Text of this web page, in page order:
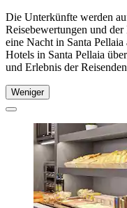
Die Unterkünfte werden
Reisebewertungen und
eine Nacht in Santa
Hotels in Santa Pellaia
und Erlebnis der
Weniger